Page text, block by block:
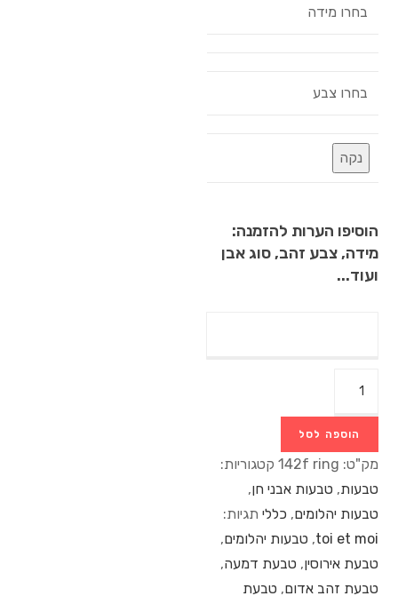
בחרו מידה
בחרו צבע
נקה
הוסיפו הערות להזמנה:
מידה, צבע זהב, סוג אבן
ועוד...
הוספה לסל
מק"ט: 142f ring קטגוריות:
טבעות, טבעות אבני חן,
טבעות יהלומים, כללי תגיות:
toi et moi
, טבעות יהלומים,
טבעת אירוסין, טבעת דמעה,
טבעת זהב אדום, טבעת